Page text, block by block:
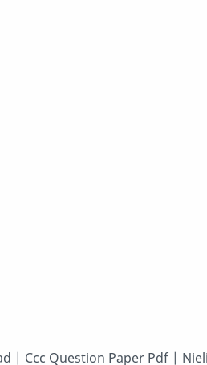
| Ccc Question Paper Pdf |